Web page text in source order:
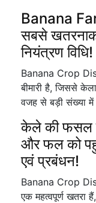
Banana
सबसे
नियंत्रण विधि!
Banana Crop
बीमारी है, जिससे
वजह से बड़ी संख्या
केले की फसल
और फल को
एवं प्रबंधन!
Banana Crop
एक महत्वपूर्ण खतरा